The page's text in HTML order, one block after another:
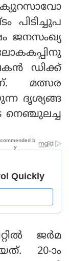
പിടിച്ചുപ
ജനസംഖ്യ
ഡിക്ക്
മത്സര
ദൃശ്യങ്ങ
ജർമ
20-ാം